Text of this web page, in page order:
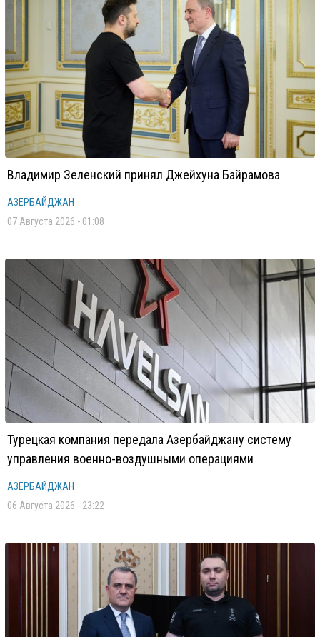
Владимир Зеленский принял Джейхуна Байрамова
АЗЕРБАЙДЖАН
07 Августа 2026 - 01:08
Турецкая компания передала Азербайджану систему
управления военно-воздушными операциями
АЗЕРБАЙДЖАН
06 Августа 2026 - 23:22